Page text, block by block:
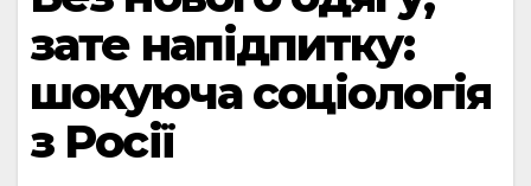
зате напідпитку:
шокуюча соціологія
з Росії